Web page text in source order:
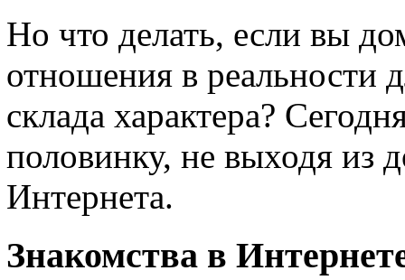
Но что делать, если вы
отношения в реальности
склада характера?
половинку, не выходя из
Интернета.
Знакомства в